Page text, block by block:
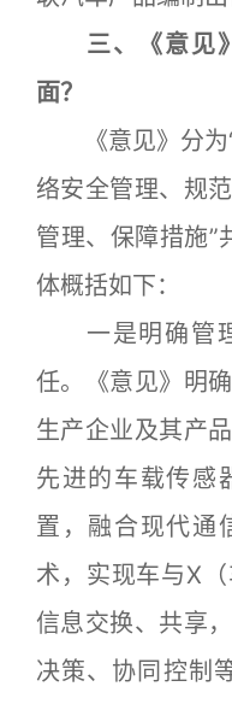
三、《意见》
面？
《意见》分为“
络安全管理、规
管理、保障措施”
体概括如下：
一是明确管理
任。《意见》明
生产企业及其产
先进的车载传感
置，融合现代通
术，实现车与X
信息交换、共享
决策、协同控制